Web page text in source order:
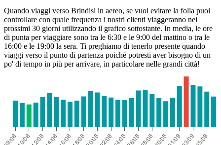
Quando viaggi verso Brindisi in aereo, se vuoi evitare la folla puoi
controllare con quale frequenza i nostri clienti viaggeranno nei
prossimi 30 giorni utilizzando il grafico sottostante. In media, le ore
di punta per viaggiare sono tra le 6:30 e le 9:00 del mattino o tra le
16:00 e le 19:00 la sera. Ti preghiamo di tenerlo presente quando
viaggi verso il punto di partenza poiché potresti aver bisogno di un
po' di tempo in più per arrivare, in particolare nelle grandi città!